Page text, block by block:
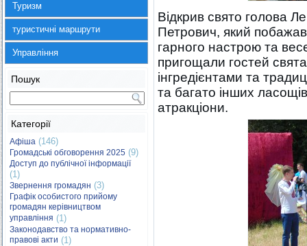
Туризм
туристичні маршрути
Управління
Пошук
Категорії
Афіша (146)
Громадські обговорення 2025 (9)
Доступ до публічної інформації
(1)
Звернення громадян (3)
Графік особистого прийому
громадян керівництвом
управління (1)
Законодавство та нормативно-
правові акти (1)
Відкрив свято голова
Петрович, який
гарного настрою та
пригощали гостей
інгредієнтами та
та багато інших
атракціони.